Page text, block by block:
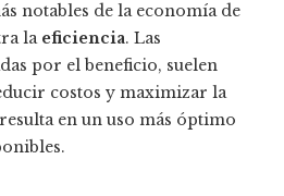
notables de la economía de
la eficiencia. Las
por el beneficio, suelen
costos y maximizar la
en un uso más óptimo